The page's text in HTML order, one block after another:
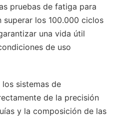
pruebas de fatiga para
superar los 100.000 ciclos
una vida útil
de uso
sistemas de
de la precisión
y la composición de las